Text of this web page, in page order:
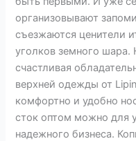
организовывают
съезжаются ценители
уголков земного
счастливая
верхней одежды от
комфортно и удобно
сток оптом можно для
надежного бизнеса.